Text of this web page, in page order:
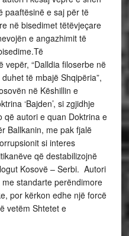
paaftësinë e saj për të
në bisedimet tëtëvjeçare
e angazhimit të
vepër, “Dalldia filoserbe në
të mbajë Shqipëria”,
në Këshillin e
‘Bajden’, si zgjidhje
që autori e quan Doktrina e
Ballkanin, me pak fjalë
si interes
që destabilizojnë
Kosovë – Serbi. Autori
standarte perëndimore
por kërkon edhe një forcë
vetëm Shtetet e